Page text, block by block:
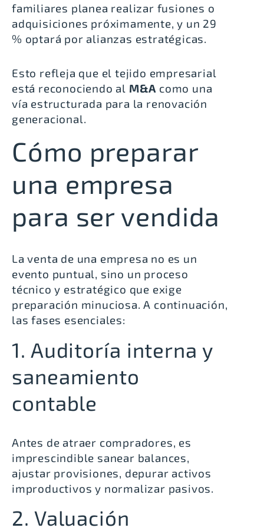
familiares planea realizar fusiones o
adquisiciones próximamente, y un 29
% optará por alianzas estratégicas.
Esto refleja que el tejido empresarial
está reconociendo al M&A como una
vía estructurada para la renovación
generacional.
Cómo preparar
una empresa
para ser vendida
La venta de una empresa no es un
evento puntual, sino un proceso
técnico y estratégico que exige
preparación minuciosa. A continuación,
las fases esenciales:
1. Auditoría interna y
saneamiento
contable
Antes de atraer compradores, es
imprescindible sanear balances,
ajustar provisiones, depurar activos
improductivos y normalizar pasivos.
2. Valuación